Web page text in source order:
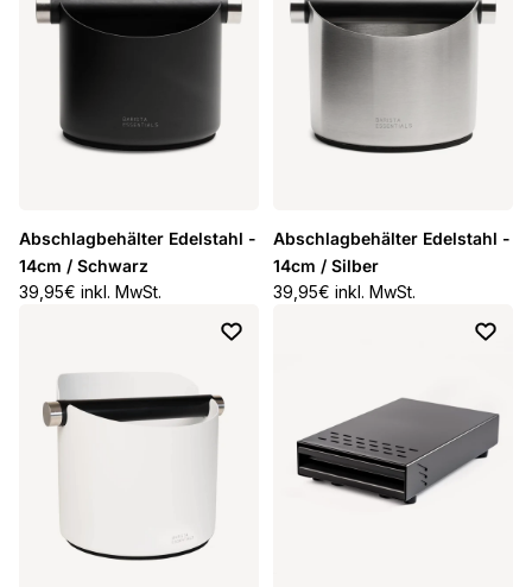
Abschlagbehälter Edelstahl -
14cm / Schwarz
Normaler Preis
39,95€ inkl. MwSt.
Abschlagbehälter Edelstahl -
14cm / Silber
Normaler Preis
39,95€ inkl. MwSt.